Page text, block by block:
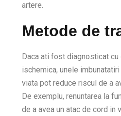
artere.
Metode de
Daca ati fost diagnosticat cu
ischemica, unele
viata pot reduce riscul de a
De exemplu, renuntarea la
de a avea un atac de cord in